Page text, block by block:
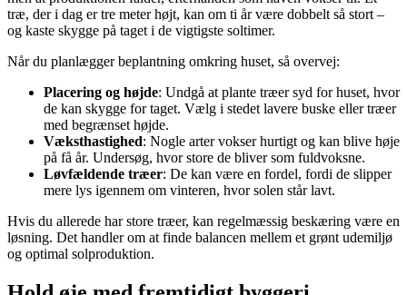
træ, der i dag er tre meter højt, kan om ti år være dobbelt så stort –
og kaste skygge på taget i de vigtigste soltimer.
Når du planlægger beplantning omkring huset, så overvej:
Placering og højde: Undgå at plante træer syd for huset, hvor
de kan skygge for taget. Vælg i stedet lavere buske eller træer
med begrænset højde.
Væksthastighed: Nogle arter vokser hurtigt og kan blive høje
på få år. Undersøg, hvor store de bliver som fuldvoksne.
Løvfældende træer: De kan være en fordel, fordi de slipper
mere lys igennem om vinteren, hvor solen står lavt.
Hvis du allerede har store træer, kan regelmæssig beskæring være en
løsning. Det handler om at finde balancen mellem et grønt udemiljø
og optimal solproduktion.